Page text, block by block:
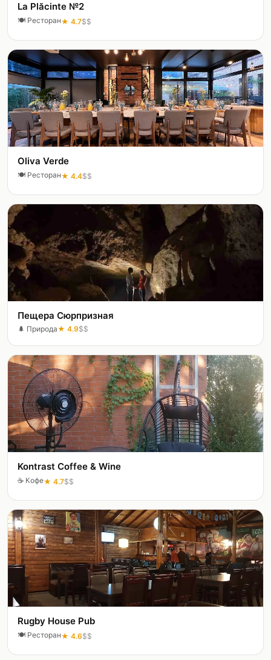
La Plăcinte №2
🍽️ Ресторан★ 4.7$$
Oliva Verde
🍽️ Ресторан★ 4.4$$
Пещера Сюрпризная
🌲 Природа★ 4.9$$
Kontrast Coffee & Wine
☕ Кофе★ 4.7$$
Rugby House Pub
🍽️ Ресторан★ 4.6$$